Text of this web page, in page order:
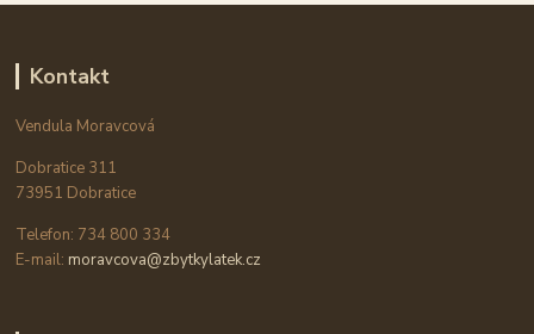
Kontakt
Vendula Moravcová
Dobratice 311
73951 Dobratice
Telefon: 734 800 334
E-mail: moravcova@zbytkylatek.cz